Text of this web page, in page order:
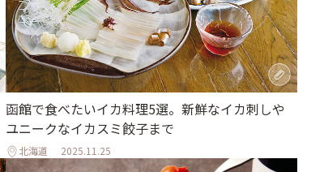
函館で食べたいイカ料理5選。新鮮なイカ刺しや
ユニークなイカスミ餃子まで
北海道 2025.11.25